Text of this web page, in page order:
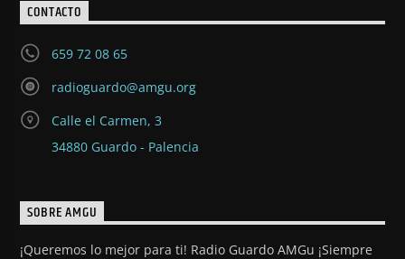
CONTACTO
659 72 08 65
radioguardo@amgu.org
Calle el Carmen, 3
34880 Guardo - Palencia
SOBRE AMGU
¡Queremos lo mejor para ti! Radio Guardo AMGu ¡Siempre